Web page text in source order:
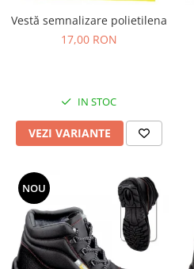
Veste
îmbrăcăminte pentru damă
îmbrăcăminte asistente/doctori
îmbrăcăminte bucătari
îmbrăcăminte de lucru
înaltă vizibilitate hi-vis
Combinezoane
Hanorace
Jachete
Pantaloni
Vestă semnalizare polietilena
17,00 RON
IN STOC
VEZI VARIANTE
NOU